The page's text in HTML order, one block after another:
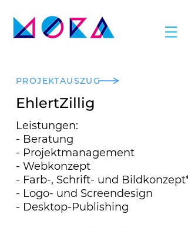
PROJEKTAUSZUG
EhlertZillig
Leistungen:
- Beratung
- Projektmanagement
- Webkonzept
- Farb-, Schrift- und Bildkonzept*
- Logo- und Screendesign
- Desktop-Publishing